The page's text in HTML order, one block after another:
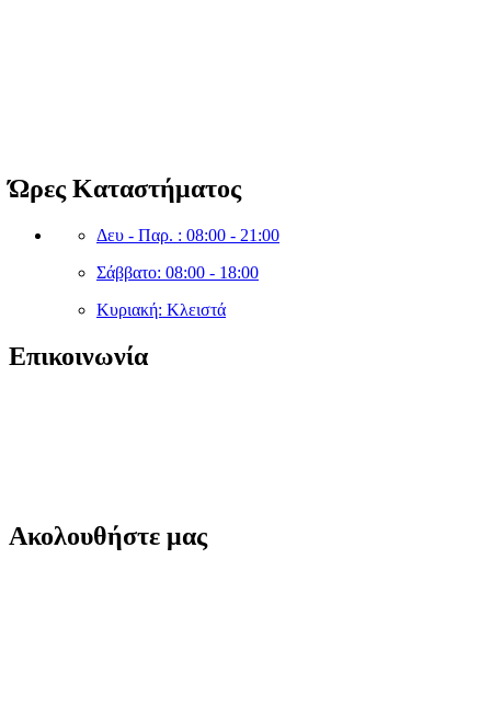
Ώρες Καταστήματος
Δευ - Παρ. : 08:00 - 21:00
Σάββατο: 08:00 - 18:00
Κυριακή: Κλειστά
Επικοινωνία
Ακολουθήστε μας